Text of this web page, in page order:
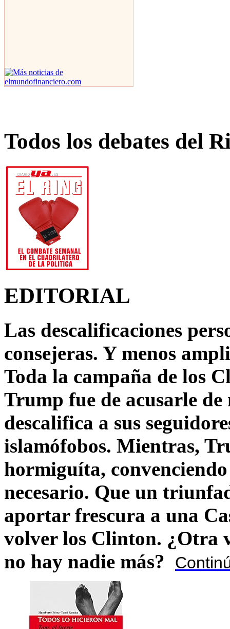
Todos los debates del
EDITORIAL
Las descalificaciones
consejeras. Y menos
Toda la campaña de los
Trump fue de acusarle
descalifica a sus
islamófobos. Mientras,
hormiguíta,
necesario. Que un
aportar frescura a una
volver los Clinton. ¿Otra
no hay nadie más?